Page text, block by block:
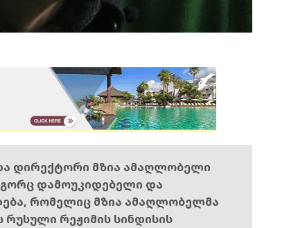
დირექტორი მზია ამაღლობელი
დამოუკიდებელი და
რომელიც მზია ამაღლობელმა
რუსული რეჟიმის სინდისის